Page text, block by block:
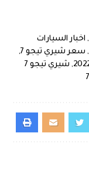
, اخبار السيارات
, سعر شيري تيجو 7
,
,
شيري تيجو 7